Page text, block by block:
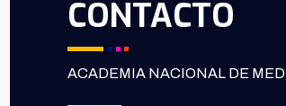
CONTACTO
ACADEMIA NACIONAL DE